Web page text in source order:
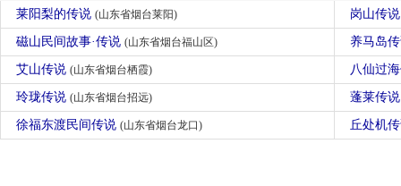
莱阳梨的传说 (山东省烟台莱阳) 岗山传
磁山民间故事·传说 (山东省烟台福山区) 养马岛
艾山传说 (山东省烟台栖霞) 八仙过
玲珑传说 (山东省烟台招远) 蓬莱传
徐福东渡民间传说 (山东省烟台龙口) 丘处机